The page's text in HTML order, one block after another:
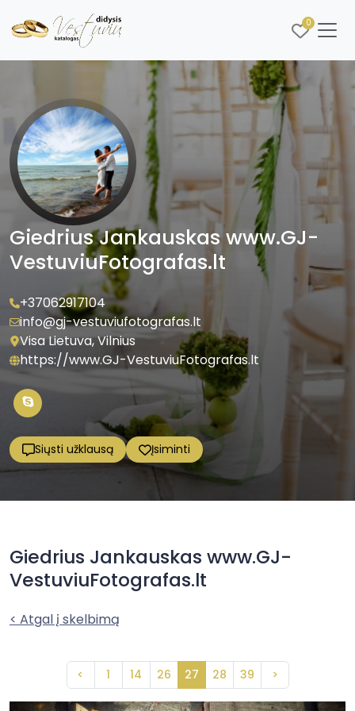
0
Giedrius Jankauskas www.GJ-
VestuviuFotografas.lt
+37062917104
info@gj-vestuviufotografas.lt
Visa Lietuva, Vilnius
https://www.GJ-VestuviuFotografas.lt
Siųsti užklausą Įsiminti
Giedrius Jankauskas www.GJ-
VestuviuFotografas.lt
< Atgal į skelbimą
< 1 14 26 27 28 39 >